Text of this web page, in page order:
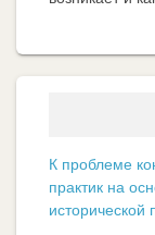
К проблеме
практик на
исторической